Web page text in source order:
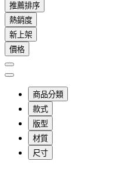
推薦排序
熱銷度
新上架
價格
商品分類
款式
版型
材質
尺寸